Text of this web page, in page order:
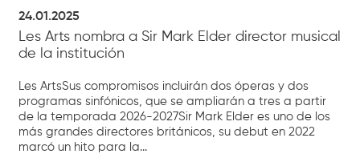
24.01.2025
Les Arts nombra a Sir Mark Elder director musical
de la institución
Les ArtsSus compromisos incluirán dos óperas y dos
programas sinfónicos, que se ampliarán a tres a partir
de la temporada 2026-2027Sir Mark Elder es uno de los
más grandes directores británicos, su debut en 2022
marcó un hito para la...